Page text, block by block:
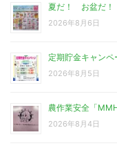
夏だ！ お盆だ！
2026年8月6日
定期貯金キャン
2026年8月5日
農作業安全「
2026年8月4日